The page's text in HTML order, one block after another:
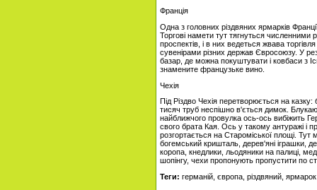
Франція
Одна з головних різдвяних ярмарків
Торгові намети тут тягнуться
проспектів, і в них ведеться жвава
сувенірами різних держав Євросоюзу. У
базар, де можна покуштувати і ковбаси з
знамените французьке вино.
Чехія
Під Різдво Чехія перетворюється на
тисяч труб неспішно в'ється димок.
найближчого провулка ось-ось вибіжить
свого брата Кая. Ось у такому антуражі і
розгортається на Староміської площі.
богемський кришталь, дерев'яні іграшки,
коропа, кнедлики, льодяники на палиці,
шопінгу, чехи пропонують пропустити по
Теги: германій, європа, різдвяний, ярмарок